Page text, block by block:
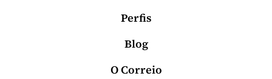
Perfis
Blog
O Correio